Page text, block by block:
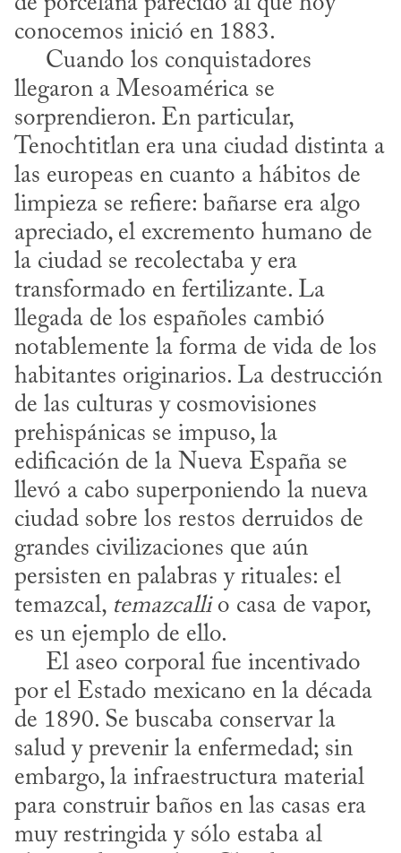
conocemos inició en 1883.
llegaron a Mesoamérica se
sorprendieron. En particular,
Tenochtitlan era una ciudad distinta a
las europeas en cuanto a hábitos de
limpieza se refiere: bañarse era algo
apreciado, el excremento humano de
la ciudad se recolectaba y era
transformado en fertilizante. La
llegada de los españoles cambió
notablemente la forma de vida de los
habitantes originarios. La destrucción
de las culturas y cosmovisiones
prehispánicas se impuso, la
edificación de la Nueva España se
llevó a cabo superponiendo la nueva
ciudad sobre los restos derruidos de
grandes civilizaciones que aún
persisten en palabras y rituales: el
temazcal, temazcalli o casa de vapor,
es un ejemplo de ello.
por el Estado mexicano en la década
de 1890. Se buscaba conservar la
salud y prevenir la enfermedad; sin
embargo, la infraestructura material
para construir baños en las casas era
muy restringida y sólo estaba al